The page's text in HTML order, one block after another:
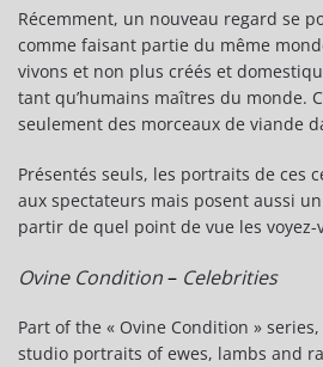
Récemment, un nouveau regard se
comme faisant partie du même
vivons et non plus créés et
tant qu’humains maîtres du monde.
seulement des morceaux de viande
Présentés seuls, les portraits de ces
aux spectateurs mais posent aussi
partir de quel point de vue les voyez-
Ovine Condition– Celebrities
Part of the « Ovine Condition »
studio portraits of ewes, lambs and